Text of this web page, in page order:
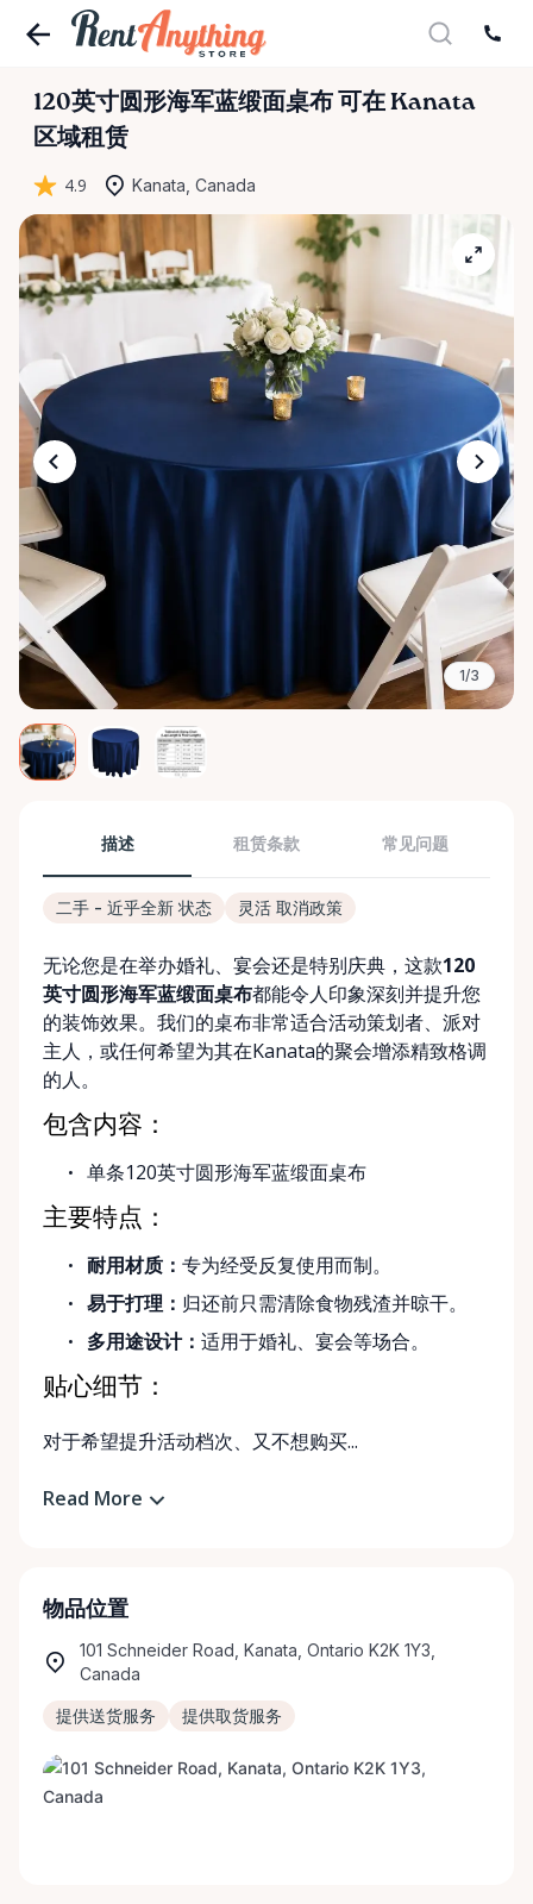
120英寸圆形海军蓝缎面桌布 可在 Kanata
区域租赁
4.9 Kanata, Canada
1/3
描述 租赁条款 常见问题
二手 - 近乎全新 状态 灵活 取消政策
无论您是在举办婚礼、宴会还是特别庆典，这款120
英寸圆形海军蓝缎面桌布都能令人印象深刻并提升您
的装饰效果。我们的桌布非常适合活动策划者、派对
主人，或任何希望为其在Kanata的聚会增添精致格调
的人。
包含内容：
单条120英寸圆形海军蓝缎面桌布
主要特点：
耐用材质：专为经受反复使用而制。
易于打理： 归还前只需清除食物残渣并晾干。
多用途设计：适用于婚礼、宴会等场合。
贴心细节：
对于希望提升活动档次、又不想购买...
Read More
物品位置
101 Schneider Road, Kanata, Ontario K2K 1Y3,
Canada
提供送货服务 提供取货服务